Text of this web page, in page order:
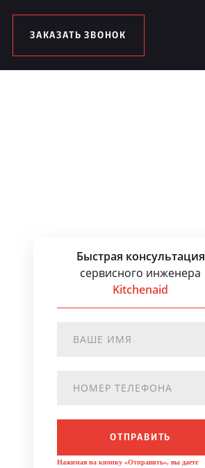
ЗАКАЗАТЬ ЗВОНОК
Быстрая консультация
сервисного инженера
Kitchenaid
ОТПРАВИТЬ
Нажимая на кнопку «Отправить», вы даете